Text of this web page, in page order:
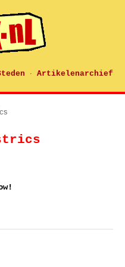
· Artikelenarchief